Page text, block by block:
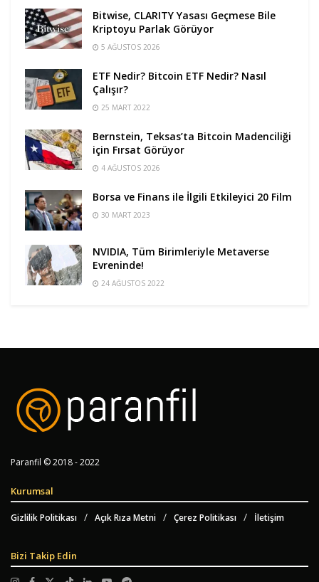
Bitwise, CLARITY Yasası Geçmese Bile
Kriptoyu Parlak Görüyor
5 AĞUSTOS 2026
ETF Nedir? Bitcoin ETF Nedir? Nasıl
Çalışır?
25 MART 2022
Bernstein, Teksas’ta Bitcoin Madenciliği
için Fırsat Görüyor
4 AĞUSTOS 2026
Borsa ve Finans ile İlgili Etkileyici 20 Film
30 MART 2023
NVIDIA, Tüm Birimleriyle Metaverse
Evreninde!
24 AĞUSTOS 2022
Paranfil © 2018 - 2022
Kurumsal
Gizlilik Politikası Açık Rıza Metni Çerez Politikası İletişim
Bizi Takip Edin